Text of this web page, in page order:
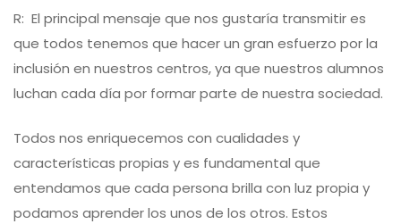
R: El principal mensaje que nos gustaría transmitir es
que todos tenemos que hacer un gran esfuerzo por la
inclusión en nuestros centros, ya que nuestros alumnos
luchan cada día por formar parte de nuestra sociedad.
Todos nos enriquecemos con cualidades y
características propias y es fundamental que
entendamos que cada persona brilla con luz propia y
podamos aprender los unos de los otros. Estos